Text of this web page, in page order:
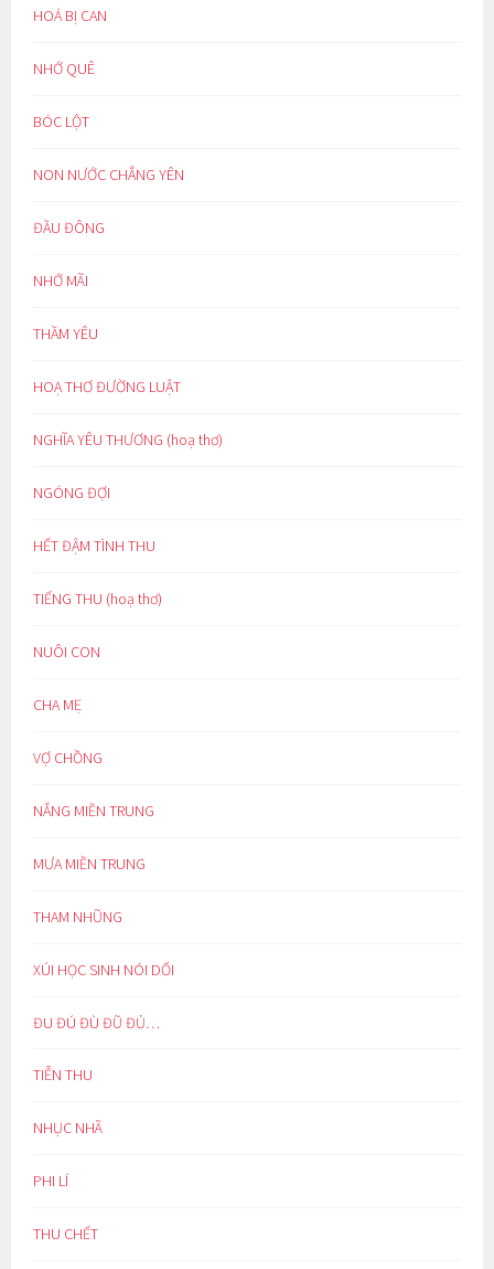
HOÁ BỊ CAN
NHỚ QUÊ
BÓC LỘT
NON NƯỚC CHẲNG YÊN
ĐẦU ĐÔNG
NHỚ MÃI
THẦM YÊU
HOẠ THƠ ĐƯỜNG LUẬT
NGHĨA YÊU THƯƠNG (hoạ thơ)
NGÓNG ĐỢI
HẾT ĐẬM TÌNH THU
TIẾNG THU (hoạ thơ)
NUÔI CON
CHA MẸ
VỢ CHỒNG
NẮNG MIỀN TRUNG
MƯA MIỀN TRUNG
THAM NHŨNG
XÚI HỌC SINH NÓI DỐI
ĐU ĐÚ ĐÙ ĐŨ ĐỦ…
TIỄN THU
NHỤC NHÃ
PHI LÍ
THU CHẾT